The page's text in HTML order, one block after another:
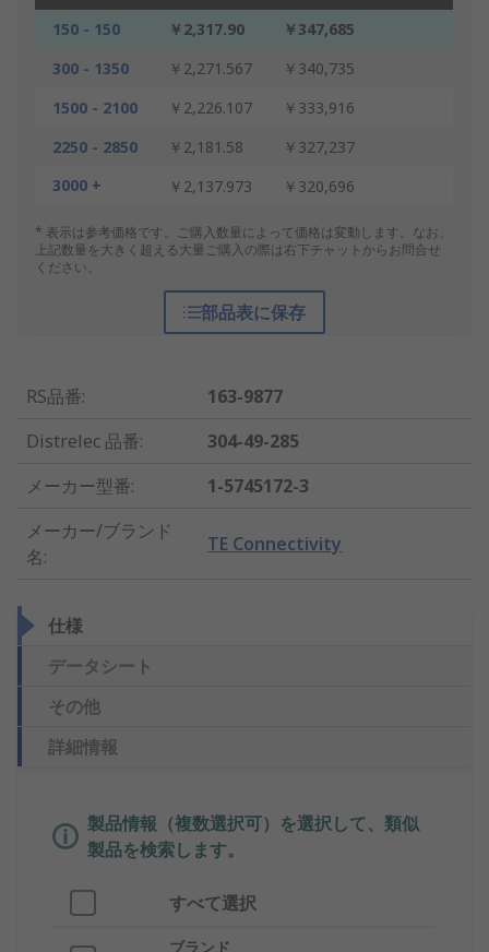
150 - 150 ￥2,317.90
￥347,685
300 - 1350
￥2,271.567
￥340,735
1500 - 2100
￥2,226.107
￥333,916
2250 - 2850
￥2,181.58
￥327,237
3000 +
￥2,137.973 ￥320,696
* 表示は参考価格です。ご購入数量によって価格は変動します。なお、
上記数量を大きく超える大量ご購入の際は右下チャットからお問合せ
ください。
部品表に保存
RS品番:
163-9877
Distrelec 品番:
304-49-285
メーカー型番:
1-5745172-3
メーカー/ブランド
名:
TE Connectivity
仕様
データシート
その他
詳細情報
製品情報（複数選択可）を選択して、類似
製品を検索します。
すべて選択
ブランド